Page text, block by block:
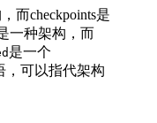
而checkpoints是
一种架构，而
是一个
，可以指代架构